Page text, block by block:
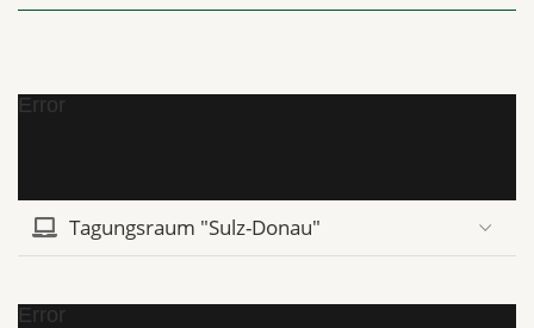
Error
Tagungsraum "Sulz-Donau"
Error